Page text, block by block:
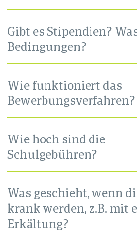
Gibt es Stipendien?
Bedingungen?
Wie funktioniert das
Bewerbungsverfahren?
Wie hoch sind die
Schulgebühren?
Was geschieht, wenn
krank werden, z.B. mit
Erkältung?